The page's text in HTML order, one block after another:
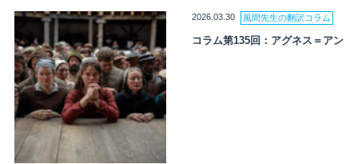
2026.03.30 風間先生の翻訳コラム
コラム第135回：アグネス＝アン